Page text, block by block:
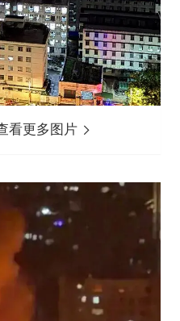
看更多图片